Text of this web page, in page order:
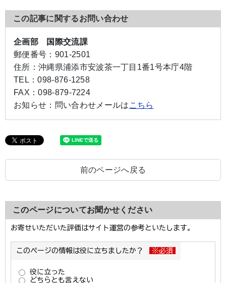
この記事に関するお問い合わせ
企画部 国際交流課
郵便番号： 901-2501
住所： 沖縄県浦添市安波茶一丁目1番1号本庁4階
TEL：098-876-1258
FAX：098-879-7224
お知らせ： 問い合わせメールは こちら
前のページへ戻る
このページについてお聞かせください